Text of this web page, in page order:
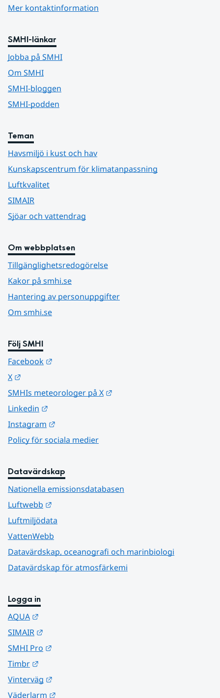
Mer kontaktinformation
SMHI-länkar
Jobba på SMHI
Om SMHI
SMHI-bloggen
SMHI-podden
Teman
Havsmiljö i kust och hav
Kunskapscentrum för klimatanpassning
Luftkvalitet
SIMAIR
Sjöar och vattendrag
Om webbplatsen
Tillgänglighetsredogörelse
Kakor på smhi.se
Hantering av personuppgifter
Om smhi.se
Följ SMHI
Facebook
X
SMHIs meteorologer på X
Linkedin
Instagram
Policy för sociala medier
Datavärdskap
Nationella emissionsdatabasen
Luftwebb
Luftmiljödata
VattenWebb
Datavärdskap, oceanografi och marinbiologi
Datavärdskap för atmosfärkemi
Logga in
AQUA
SIMAIR
SMHI Pro
Timbr
Vinterväg
Väderlarm